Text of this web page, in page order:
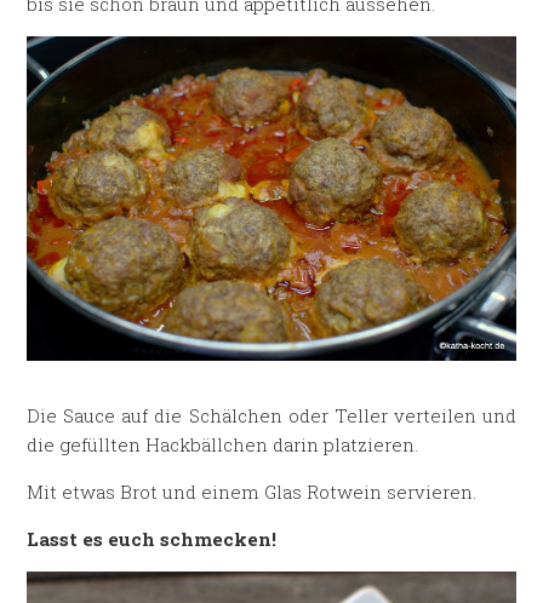
Die Sauce auf die Schälchen oder Teller verteilen und
die gefüllten Hackbällchen darin platzieren.
Mit etwas Brot und einem Glas Rotwein servieren.
Lasst es euch schmecken!